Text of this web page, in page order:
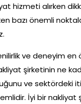
hizmeti alırken
bazı önemli
ve deneyim en
şirketinin ne
ve sektördeki
İyi bir nakliyat